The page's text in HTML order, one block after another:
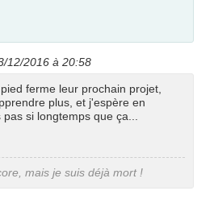
12/2016 à 20:58
ferme leur prochain projet,
plus, et j'espère en
si longtemps que ça...
mais je suis déjà mort !